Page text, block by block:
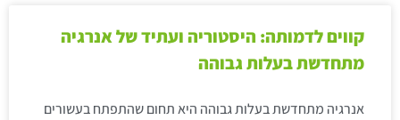
קווים לדמותה: היסטוריה ועתיד של אנרגיה
מתחדשת בעלות גבוהה
אנרגיה מתחדשת בעלות גבוהה היא תחום שהתפתח בעשורים